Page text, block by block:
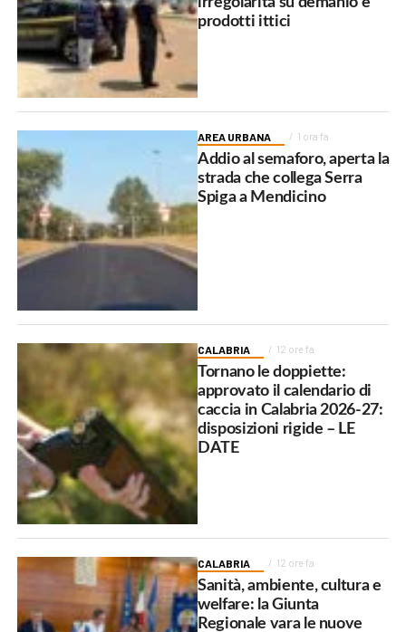
prodotti ittici
AREA URBANA 1 ora fa
Addio al semaforo, aperta la
strada che collega Serra
Spiga a Mendicino
CALABRIA 12 ore fa
Tornano le doppiette:
approvato il calendario di
caccia in Calabria 2026-27:
disposizioni rigide – LE
DATE
CALABRIA 12 ore fa
Sanità, ambiente, cultura e
welfare: la Giunta
Regionale vara le nuove